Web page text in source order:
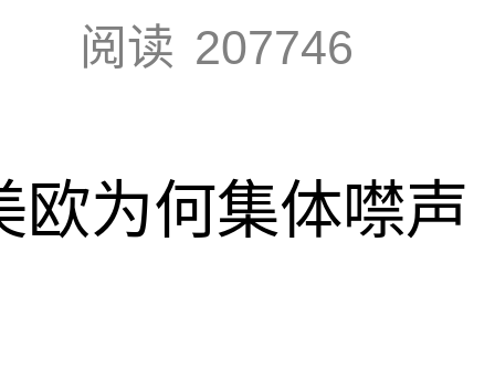
阅读 207746
欧为何集体噤声